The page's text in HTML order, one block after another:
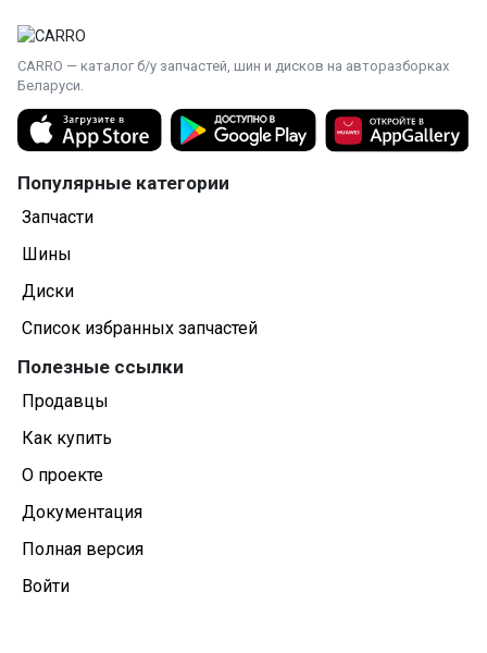
CARRO — каталог б/у запчастей, шин и дисков на авторазборках
Беларуси.
Популярные категории
Запчасти
Шины
Диски
Список избранных запчастей
Полезные ссылки
Продавцы
Как купить
О проекте
Документация
Полная версия
Войти